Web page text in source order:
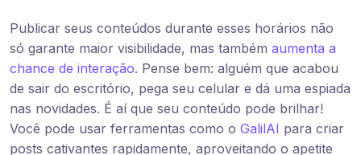
Publicar seus conteúdos durante esses horários não
só garante maior visibilidade, mas também aumenta a
chance de interação. Pense bem: alguém que acabou
de sair do escritório, pega seu celular e dá uma espiada
nas novidades. É aí que seu conteúdo pode brilhar!
Você pode usar ferramentas como o GalilAI para criar
posts cativantes rapidamente, aproveitando o apetite